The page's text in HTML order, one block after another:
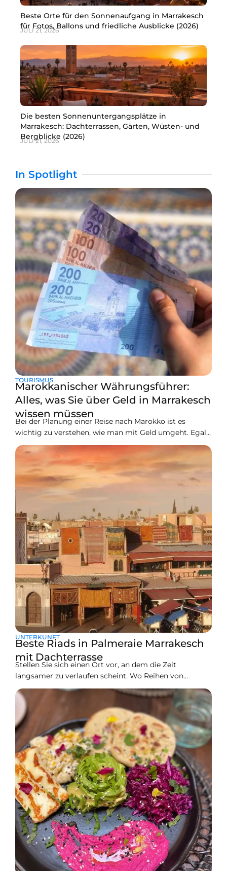
Beste Orte für den Sonnenaufgang in Marrakesch
für Fotos, Ballons und friedliche Ausblicke (2026)
JULI 21, 2026
Die besten Sonnenuntergangsplätze in
Marrakesch: Dachterrassen, Gärten, Wüsten- und
Bergblicke (2026)
JULI 21, 2026
In Spotlight
TOURISMUS
Marokkanischer Währungsführer:
Alles, was Sie über Geld in Marrakesch
wissen müssen
Bei der Planung einer Reise nach Marokko ist es
wichtig zu verstehen, wie man mit Geld umgeht. Egal,
ob Sie die lebhaften Märkte von Marrakesch besuchen
oder die reiche Geschichte von Fès erkunden, wenn Sie
über die Währung und den Geldumtausch Bescheid
wissen, wird Ihr Reiseerlebnis erleichtert. In diesem
Leitfaden
UNTERKUNFT
Beste Riads in Palmeraie Marrakesch
mit Dachterrasse
Stellen Sie sich einen Ort vor, an dem die Zeit
langsamer zu verlaufen scheint. Wo Reihen von
schwingenden Palmen das Geräusch der Stadt
ausblenden. Das ist das grüne Herz von Marrakesch,
Palmeraie. Riads sind hier mehr als nur Gebäude. Sie
bewahren ruhige Zeiten, Erinnerungen und
Geheimnisse. Diese Riads würden Ihnen